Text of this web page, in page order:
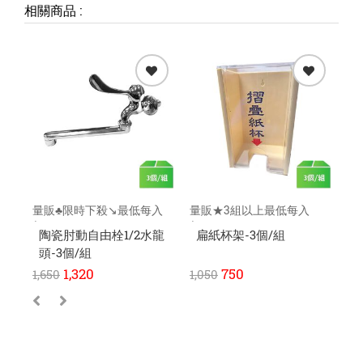
相關商品 :
量販♣限時下殺↘️最低每入
$400元
陶瓷肘動自由栓1/2水龍
頭-3個/組
1,650 1,320
量販★3組以上最低每入
$230元
扁紙杯架-3個/組
1,050 750